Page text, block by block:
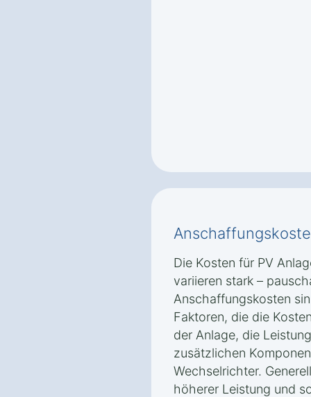
Die Kosten für PV
variieren stark –
Anschaffungskosten
Faktoren, die die
der Anlage, die
zusätzlichen
Wechselrichter.
höherer Leistung und